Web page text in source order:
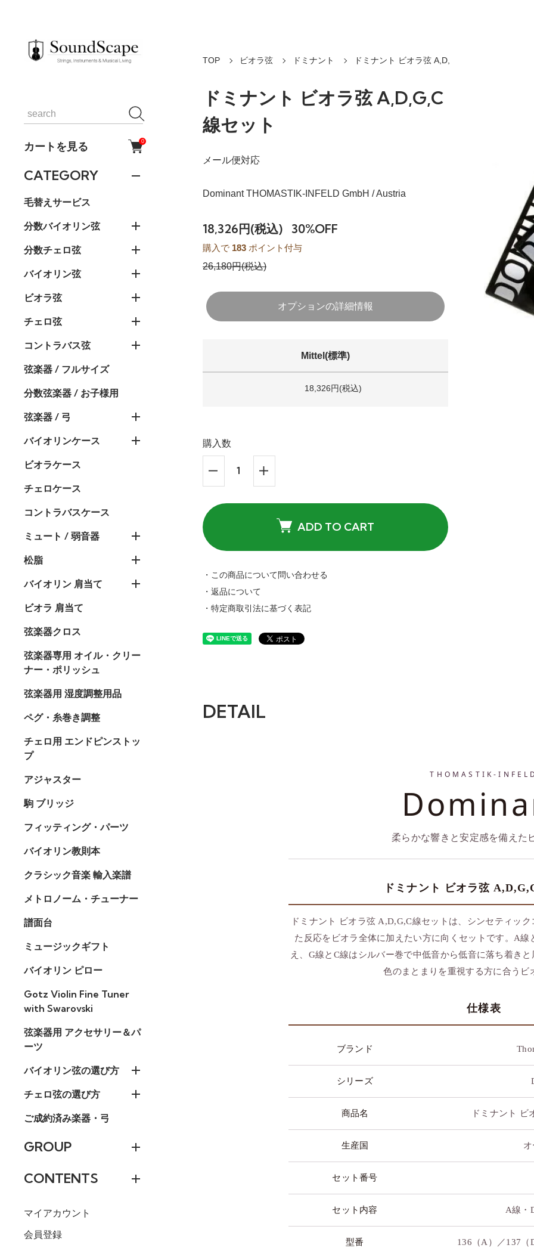
カートを見る 0
CATEGORY
毛替えサービス
分数バイオリン弦
分数チェロ弦
バイオリン弦
ビオラ弦
チェロ弦
コントラバス弦
弦楽器 / フルサイズ
分数弦楽器 / お子様用
弦楽器 / 弓
バイオリンケース
ビオラケース
チェロケース
コントラバスケース
ミュート / 弱音器
松脂
バイオリン 肩当て
ビオラ 肩当て
弦楽器クロス
弦楽器専用 オイル・クリー
ナー・ポリッシュ
弦楽器用 湿度調整用品
ペグ・糸巻き調整
チェロ用 エンドピンストッ
プ
アジャスター
駒 ブリッジ
フィッティング・パーツ
バイオリン教則本
クラシック音楽 輸入楽譜
メトロノーム・チューナー
譜面台
ミュージックギフト
バイオリン ピロー
Gotz Violin Fine Tuner
with Swarovski
弦楽器用 アクセサリー＆パ
ーツ
バイオリン弦の選び方
チェロ弦の選び方
ご成約済み楽器・弓
GROUP
CONTENTS
マイアカウント
会員登録
TOP ビオラ弦 ドミナント ドミナント ビオラ弦 A,D,
ドミナント ビオラ弦 A,D,G,C
線セット
メール便対応
Dominant THOMASTIK-INFELD GmbH / Austria
18,326円(税込) 30%OFF
購入で 183 ポイント付与
26,180円(税込)
オプションの詳細情報
Mittel(標準)
18,326円(税込)
購入数
ADD TO CART
・この商品について問い合わせる
・返品について
・特定商取引法に基づく表記
DETAIL
THOMASTIK-
柔らかな響きと安定感を備えた
ドミナント ビオラ弦
ドミナント ビオラ弦 A,D,G,C線セットは、シンセティッ
た反応をビオラ全体に加えたい方に向くセットです。A
え、G線とC線はシルバー巻で中低音から低音に落ち着き
色のまとまりを重視する方に合うビ
仕様表
ブランド
シリーズ
商品名 ドミナント ビ
生産国
セット番号
セット内容 A線・
型番 136（A）／137（